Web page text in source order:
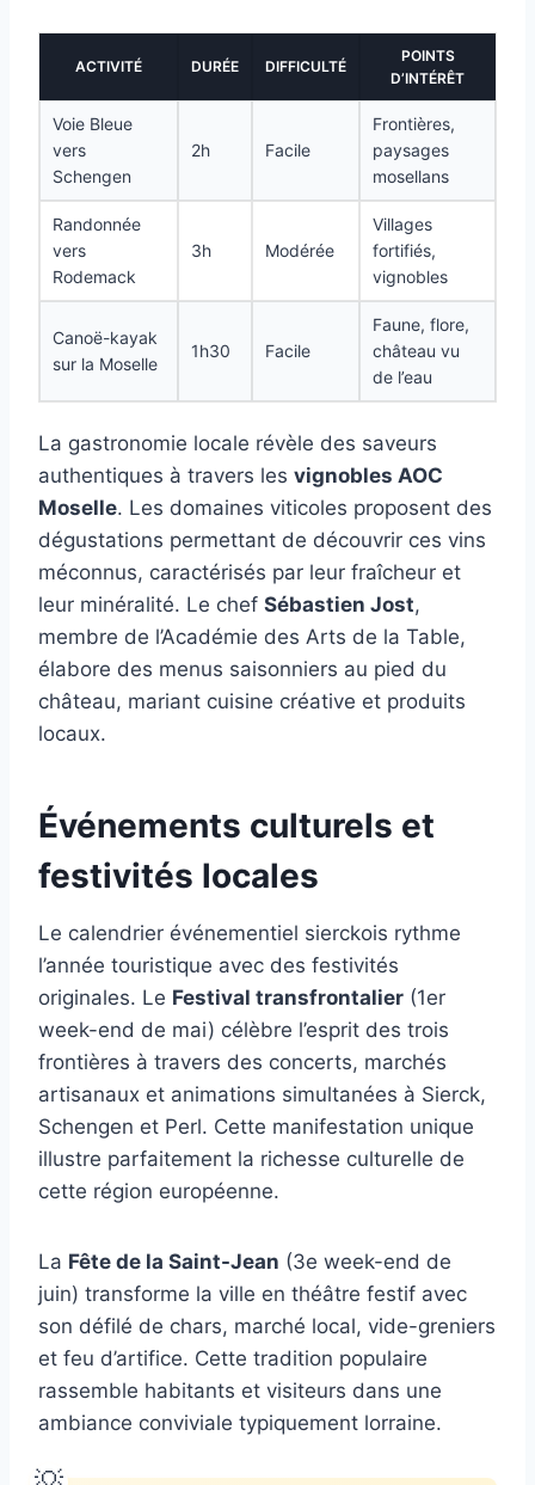
ACTIVITÉ DURÉE DIFFICULTÉ
POINTS
D’INTÉRÊT
Voie Bleue
vers
Schengen
2h Facile
Frontières,
paysages
mosellans
Randonnée
vers
Rodemack
3h Modérée
Villages
fortifiés,
vignobles
Canoë-kayak
sur la Moselle
1h30 Facile
Faune, flore,
château vu
de l’eau
La gastronomie locale révèle des saveurs
authentiques à travers les vignobles AOC
Moselle. Les domaines viticoles proposent des
dégustations permettant de découvrir ces vins
méconnus, caractérisés par leur fraîcheur et
leur minéralité. Le chef Sébastien Jost,
membre de l’Académie des Arts de la Table,
élabore des menus saisonniers au pied du
château, mariant cuisine créative et produits
locaux.
Événements culturels et
festivités locales
Le calendrier événementiel sierckois rythme
l’année touristique avec des festivités
originales. Le Festival transfrontalier (1er
week-end de mai) célèbre l’esprit des trois
frontières à travers des concerts, marchés
artisanaux et animations simultanées à Sierck,
Schengen et Perl. Cette manifestation unique
illustre parfaitement la richesse culturelle de
cette région européenne.
La Fête de la Saint-Jean (3e week-end de
juin) transforme la ville en théâtre festif avec
son défilé de chars, marché local, vide-greniers
et feu d’artifice. Cette tradition populaire
rassemble habitants et visiteurs dans une
ambiance conviviale typiquement lorraine.